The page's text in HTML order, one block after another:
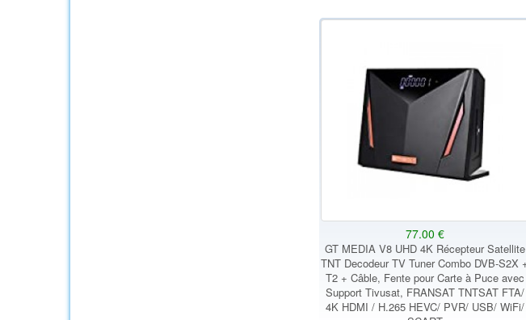
77.00 €
GT MEDIA V8 UHD 4K Récepteur Satellite
TNT Decodeur TV Tuner Combo DVB-S2X
T2 + Câble, Fente pour Carte à Puce avec
Support Tivusat, FRANSAT TNTSAT FTA/
4K HDMI / H.265 HEVC/ PVR/ USB/ WiFi/